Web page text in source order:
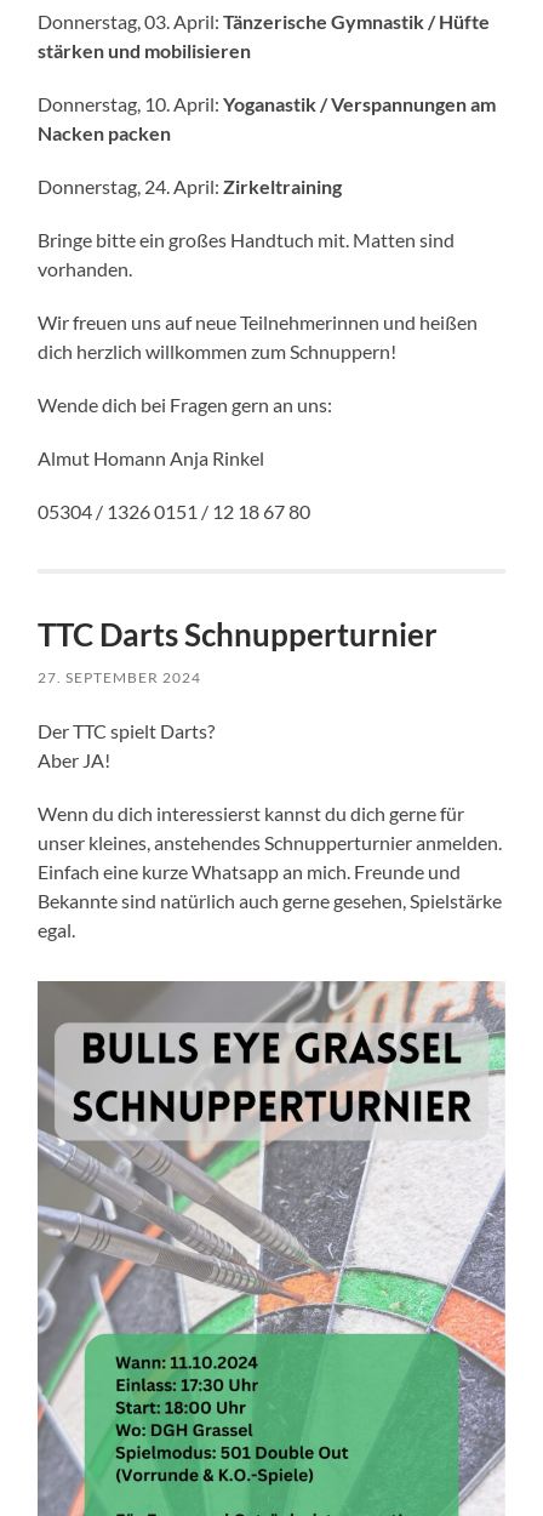
Donnerstag, 03. April:Tänzerische Gymnastik / Hüfte
stärken und mobilisieren
Donnerstag, 10. April:Yoganastik / Verspannungen am
Nacken packen
Donnerstag, 24. April:Zirkeltraining
Bringe bitte ein großes Handtuch mit. Matten sind
vorhanden.
Wir freuen uns auf neue Teilnehmerinnen und heißen
dich herzlich willkommen zum Schnuppern!
Wende dich bei Fragen gern an uns:
Almut Homann Anja Rinkel
05304 / 1326 0151 / 12 18 67 80
TTC Darts Schnupperturnier
27. SEPTEMBER 2024
Der TTC spielt Darts?
Aber JA!
Wenn du dich interessierst kannst du dich gerne für
unser kleines, anstehendes Schnupperturnier anmelden.
Einfach eine kurze Whatsapp an mich. Freunde und
Bekannte sind natürlich auch gerne gesehen, Spielstärke
egal.